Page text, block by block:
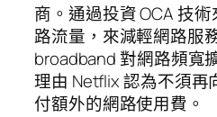
商。通過投資 OCA 技
路流量，來減輕網路服
broadband 對網路頻寬
理由 Netflix 認為不須再
付額外的網路使用費。